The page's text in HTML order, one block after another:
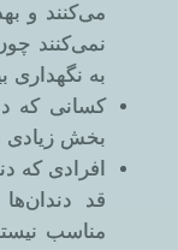
می‌کنند و
نمی‌کنند
به نگهداری
کسانی که
بخش زیادی
افرادی که
قد
مناسب